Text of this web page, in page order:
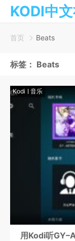
KODI中
首页 Beats
标签： Beats
Kodi 音乐
用Kodi听